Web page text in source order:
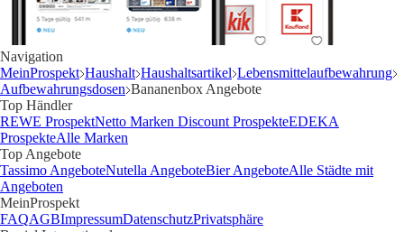
Navigation
MeinProspekt Haushalt Haushaltsartikel Lebensmittelaufbewahrung
Aufbewahrungsdosen Bananenbox Angebote
Top Händler
REWE ProspektNetto Marken Discount ProspekteEDEKA
ProspekteAlle Marken
Top Angebote
Tassimo AngeboteNutella AngeboteBier AngeboteAlle Städte mit
Angeboten
MeinProspekt
FAQAGBImpressumDatenschutzPrivatsphäre